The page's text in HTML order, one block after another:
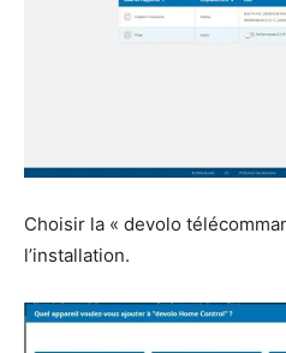
Choisir la « devolo
l’installation.